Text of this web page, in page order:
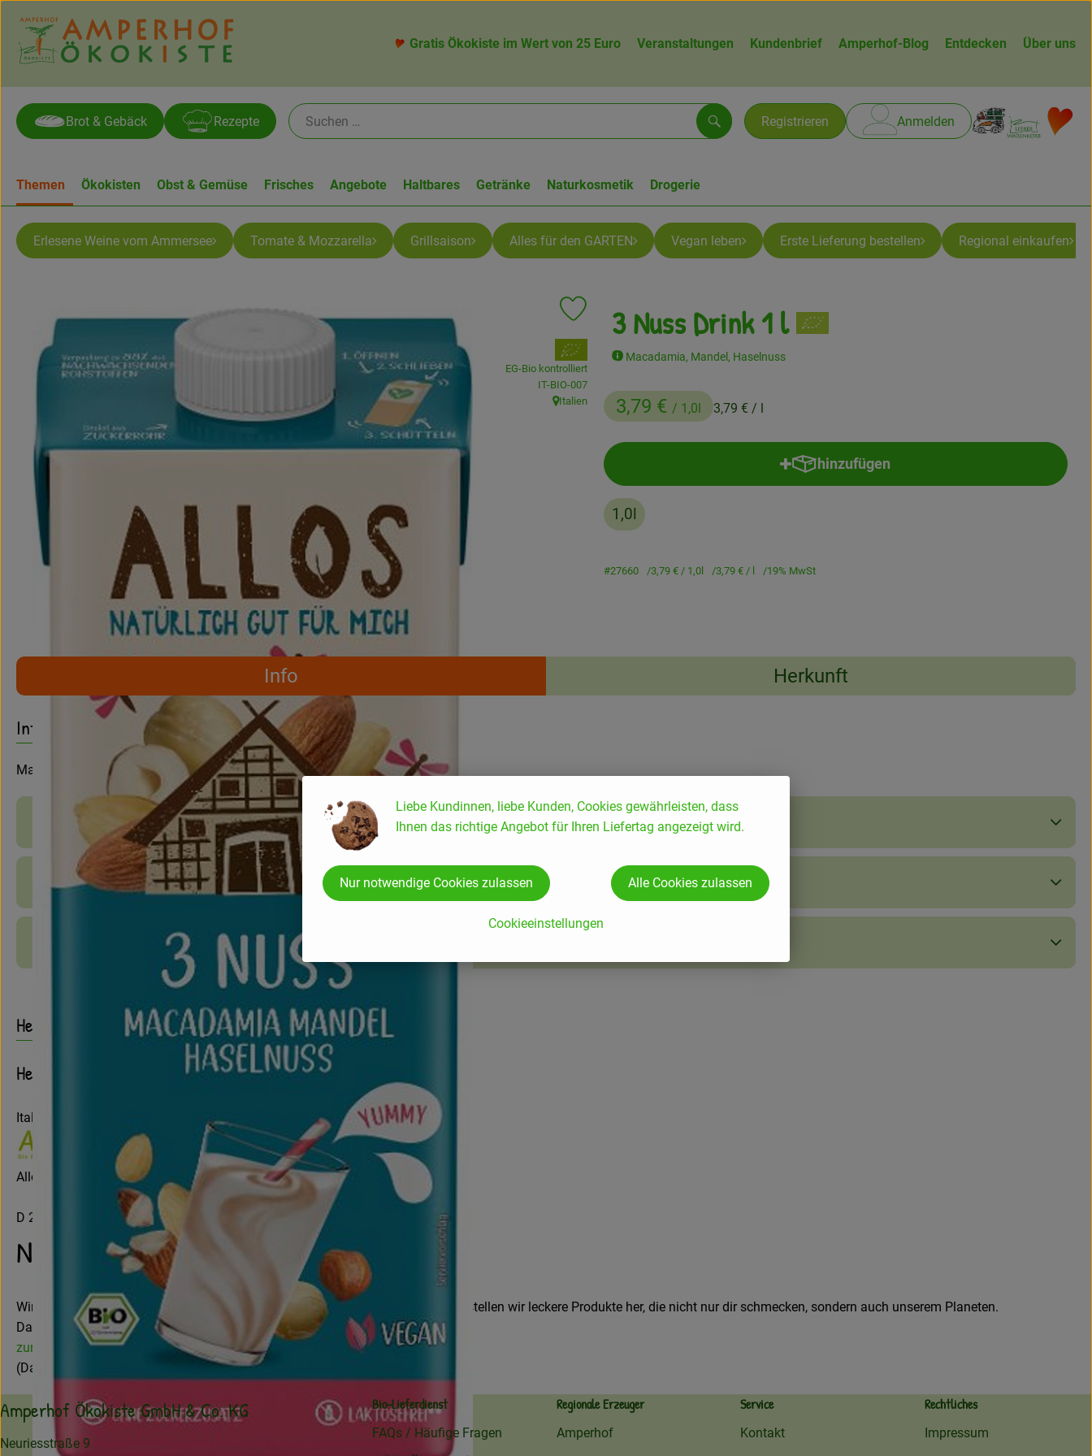
Gratis Ökokiste im Wert von 25 Euro Veranstaltungen Kundenbrief Amperhof-Blog Entdecken Über uns
Registrieren Anmelden
Suchen
Brot & Gebäck Rezepte
Themen Ökokisten Obst & Gemüse Frisches Angebote Haltbares Getränke Naturkosmetik Drogerie
Erlesene Weine vom Ammersee Tomate & Mozzarella Grillsaison Alles für den GARTEN Vegan leben Erste Lieferung bestellen Regional einkaufen
3 Nuss Drink 1 l
Macadamia, Mandel, Haselnuss
3,79 € / 1,0l 3,79 € / l
Produkt zu Favouriten hinzufügen
, Verband:
EG-Bio kontrolliert
, Kontrollstelle:
IT-BIO-007
, Herkunft:
Italien
hinzufügen
Produkt zum Warenkorb hinzufügen
1,0l
#27660 3,79 € / 1,0l 3,79 € / l 19% MwSt
Rezepte
Info Herkunft
Entdecke passende Rezepte Es wurden keine passenden Rezepte gefunden.
Info
Macadamia, Mandel, Haselnuss
Produktinformationen
Zutaten
Produktdatenblatt
Herkunft
Hersteller: Allos
Italien
Allos Hof-Manufaktur GmbH
D 28217 Bremen
Nachhaltiger Bio-Genuss
Wir bei ALLOS wollen es dir leicht machen, dich natürlich zu ernähren. Deshalb stellen wir leckere Produkte her, die nicht nur dir schmecken, sondern auch unserem Planeten.
Das alles tun wir, damit du sagts: ALLOS – natürlich gut für mich.
zur WebSite
(Daten von Ecoinform)
Amperhof Ökokiste GmbH & Co. KG
Neuriesstraße 9
Bio-Lieferdienst
FAQs / Häufige Fragen
Regionale Erzeuger
Amperhof
Service
Kontakt
Rechtliches
Impressum
Liebe Kundinnen, liebe Kunden, Cookies gewährleisten, dass
Ihnen das richtige Angebot für Ihren Liefertag angezeigt wird.
Cookieeinstellungen
Nur notwendige Cookies zulassen Alle Cookies zulassen